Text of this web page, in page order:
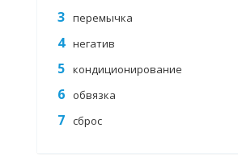
перемычка
негатив
кондиционирование
обвязка
сброс